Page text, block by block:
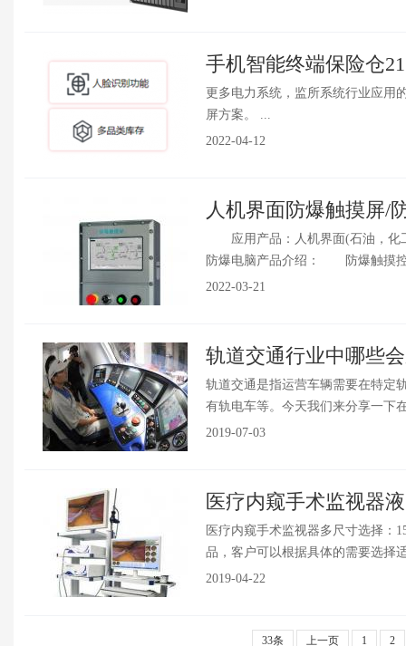
手机智能终端保险仓
更多电力系统，监所系统行业应用
屏方案。 ...
2022-04-12
人机界面防爆触摸屏/
应用产品：人机界面(石油，化
防爆电脑产品介绍： 防爆触摸
2022-03-21
轨道交通行业中哪些
轨道交通是指运营车辆需要在特定
有轨电车等。今天我们来分享一下
2019-07-03
医疗内窥手术监视器
医疗内窥手术监视器多尺寸选择：
品，客户可以根据具体的需要选择
2019-04-22
33条 上一页 1 2